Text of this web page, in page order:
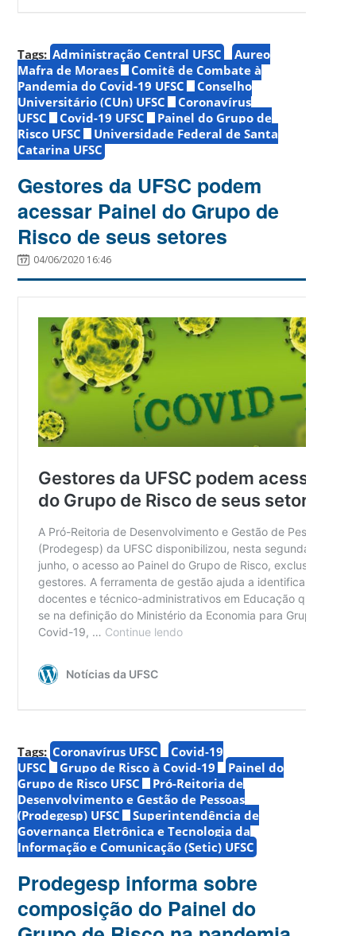
Tags: Administração Central UFSC
Aureo
Mafra de Moraes
Comitê de Combate à
Pandemia do Covid-19 UFSC
Conselho
Universitário (CUn) UFSC
Coronavírus
UFSC
Covid-19 UFSC
Painel do Grupo de
Risco UFSC
Universidade Federal de Santa
Catarina UFSC
Gestores da UFSC podem
acessar Painel do Grupo de
Risco de seus setores
04/06/2020 16:46
Tags: Coronavírus UFSC
Covid-19
UFSC
Grupo de Risco à Covid-19
Painel do
Grupo de Risco UFSC
Pró-Reitoria de
Desenvolvimento e Gestão de Pessoas
(Prodegesp) UFSC
Superintendência de
Governança Eletrônica e Tecnologia da
Informação e Comunicação (Setic) UFSC
Prodegesp informa sobre
composição do Painel do